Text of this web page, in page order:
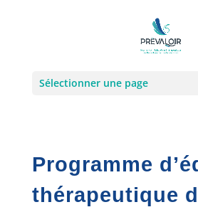
Sélectionner une page
Programme
thérapeutique